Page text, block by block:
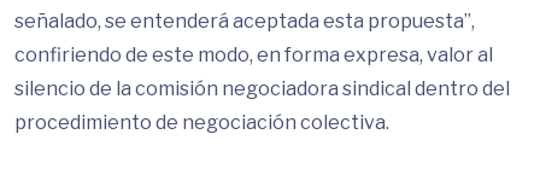
señalado, se entenderá aceptada esta propuesta”,
confiriendo de este modo, en forma expresa, valor al
silencio de la comisión negociadora sindical dentro del
procedimiento de negociación colectiva.